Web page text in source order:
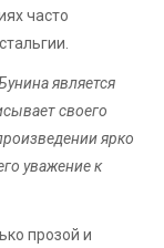
часто
является
своего
ярко
уважение к
прозой и